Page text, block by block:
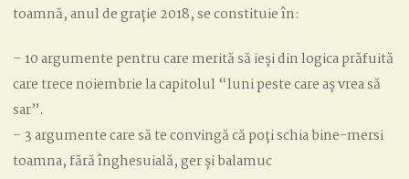
toamnă, anul de grație 2018, se constituie în:
– 10 argumente pentru care merită să ieși din logica prăfuită
care trece noiembrie la capitolul “luni peste care aș vrea să
sar”.
– 3 argumente care să te convingă că poți schia bine-mersi
toamna, fără înghesuială, ger și balamuc